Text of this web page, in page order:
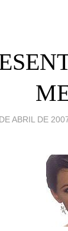
ABRIL DE